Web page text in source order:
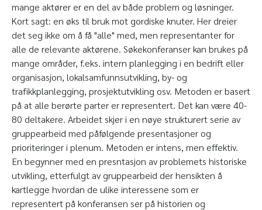
mange aktører er en del av både problem og løsninger.
Kort sagt: en øks til bruk mot gordiske knuter. Her dreier
det seg ikke om å få "alle" med, men representanter for
alle de relevante aktørene. Søkekonferanser kan brukes på
mange områder, f.eks. intern planlegging i en bedrift eller
organisasjon, lokalsamfunnsutvikling, by- og
trafikkplanlegging, prosjektutvikling osv. Metoden er basert
på at alle berørte parter er representert. Det kan være 40-
80 deltakere. Arbeidet skjer i en nøye strukturert serie av
gruppearbeid med påfølgende presentasjoner og
prioriteringer i plenum. Metoden er intens, men effektiv.
En begynner med en presntasjon av problemets historiske
utvikling, etterfulgt av gruppearbeid der hensikten å
kartlegge hvordan de ulike interessene som er
representert på konferansen ser på historien og